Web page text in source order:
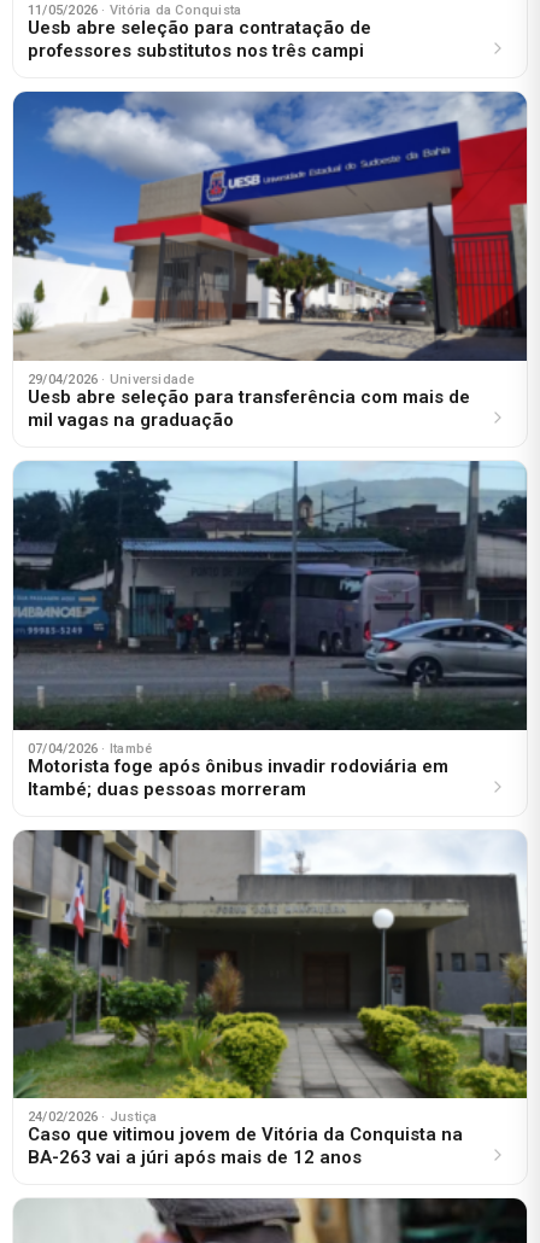
11/05/2026 · Vitória da Conquista
Uesb abre seleção para contratação de
professores substitutos nos três campi
29/04/2026 · Universidade
Uesb abre seleção para transferência com mais de
mil vagas na graduação
07/04/2026 · Itambé
Motorista foge após ônibus invadir rodoviária em
Itambé; duas pessoas morreram
24/02/2026 · Justiça
Caso que vitimou jovem de Vitória da Conquista na
BA-263 vai a júri após mais de 12 anos